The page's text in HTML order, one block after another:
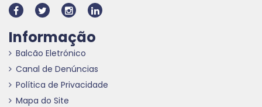
Informação
Balcão Eletrónico
Canal de Denúncias
Política de Privacidade
Mapa do Site